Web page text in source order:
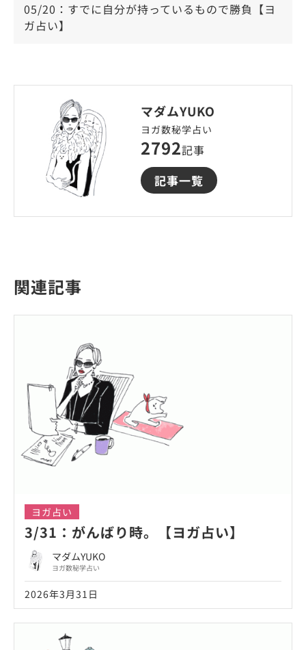
05/20：すでに自分が持っているもので勝負【ヨ
ガ占い】
マダムYUKO
ヨガ数秘学占い
2792記事
記事一覧
関連記事
ヨガ占い
3/31：がんばり時。【ヨガ占い】
マダムYUKO
ヨガ数秘学占い
2026年3月31日